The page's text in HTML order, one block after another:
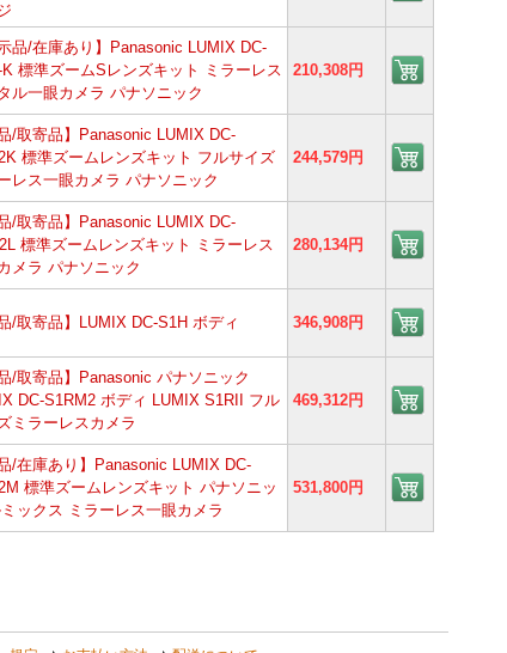
示品/在庫あり】Panasonic LUMIX DC-
標準ズームSレンズキット ミラーレス
ル一眼カメラ パナソニック
210,308円
品/取寄品】Panasonic LUMIX DC-
標準ズームレンズキット フルサイズ
レス一眼カメラ パナソニック
244,579円
品/取寄品】Panasonic LUMIX DC-
標準ズームレンズキット ミラーレス
メラ パナソニック
280,134円
品/取寄品】LUMIX DC-S1H ボディ 346,908円
品/取寄品】Panasonic パナソニック
DC-S1RM2 ボディ LUMIX S1RII フル
ミラーレスカメラ
469,312円
品/在庫あり】Panasonic LUMIX DC-
標準ズームレンズキット パナソニッ
ックス ミラーレス一眼カメラ
531,800円